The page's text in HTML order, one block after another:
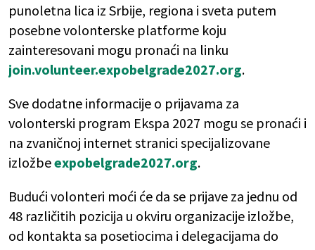
punoletna lica iz Srbije, regiona i sveta putem
posebne volonterske platforme koju
zainteresovani mogu pronaći na linku
join.volunteer.expobelgrade2027.org.
Sve dodatne informacije o prijavama za
volonterski program Ekspa 2027 mogu se pronaći i
na zvaničnoj internet stranici specijalizovane
izložbeexpobelgrade2027.org.
Budući volonteri moći će da se prijave za jednu od
48 različitih pozicija u okviru organizacije izložbe,
od kontakta sa posetiocima i delegacijama do